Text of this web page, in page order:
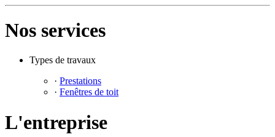
Nos services
Types de travaux
· Prestations
· Fenêtres de toit
L'entreprise